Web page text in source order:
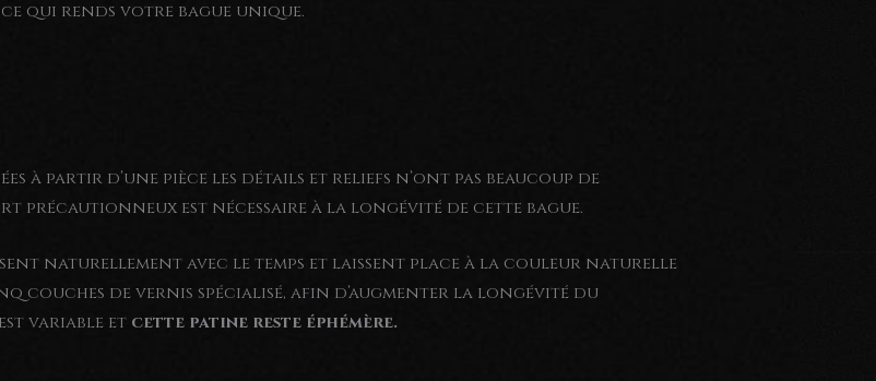
qui rends votre bague unique.
à partir d’une pièce les détails et reliefs n’ont pas beaucoup de
précautionneux est nécessaire à la longévité de cette bague.
naturellement avec le temps et laissent place à la couleur naturelle
couches de vernis spécialisé, afin d’augmenter la longévité du
variable et cette patine reste éphémère.